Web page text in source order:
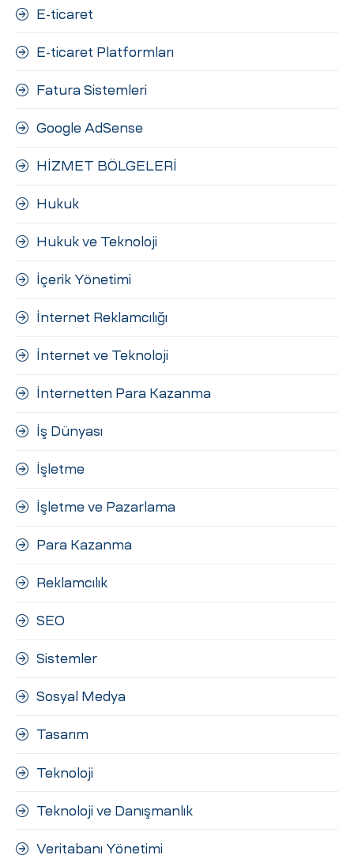
E-ticaret
E-ticaret Platformları
Fatura Sistemleri
Google AdSense
HİZMET BÖLGELERİ
Hukuk
Hukuk ve Teknoloji
İçerik Yönetimi
İnternet Reklamcılığı
İnternet ve Teknoloji
İnternetten Para Kazanma
İş Dünyası
İşletme
İşletme ve Pazarlama
Para Kazanma
Reklamcılık
SEO
Sistemler
Sosyal Medya
Tasarım
Teknoloji
Teknoloji ve Danışmanlık
Veritabanı Yönetimi